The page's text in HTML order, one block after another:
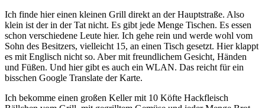
Ich finde hier einen kleinen Grill direkt an der Hauptstraße. Also
klein ist der in der Tat nicht. Es gibt jede Menge Tischen. Es essen
schon verschiedene Leute hier. Ich gehe rein und werde wohl vom
Sohn des Besitzers, vielleicht 15, an einen Tisch gesetzt. Hier klappt
es mit Englisch nicht so. Aber mit freundlichem Gesicht, Händen
und Füßen. Und hier gibt es auch ein WLAN. Das reicht für ein
bisschen Google Translate der Karte.
Ich bekomme einen großen Keller mit 10 Köfte Hackfleisch